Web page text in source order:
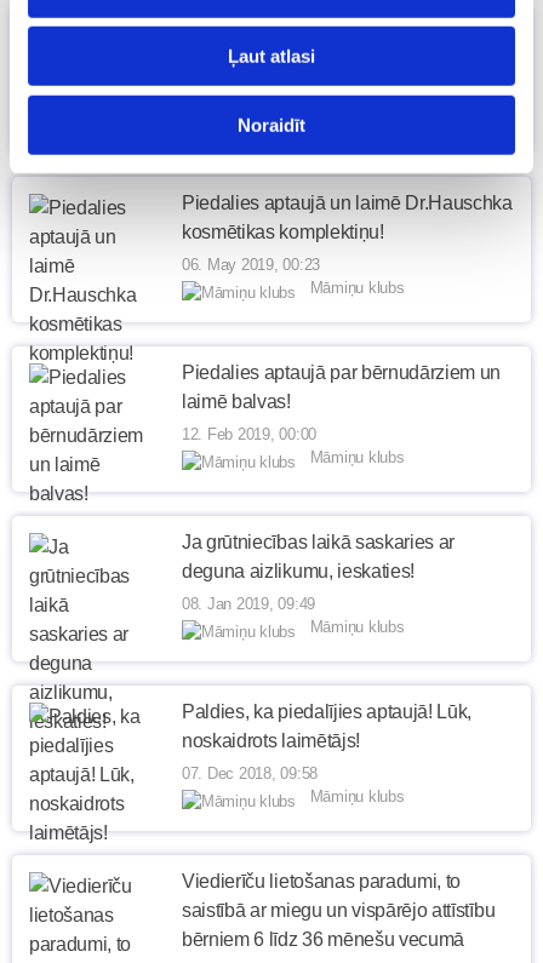
Ļaut atlasi
Noraidīt
APTAUJA vecākiem, kuru bērni lieto
piena maisījumu
16. May 2019, 10:15
Māmiņu klubs
Piedalies aptaujā un laimē Dr.Hauschka
kosmētikas komplektiņu!
06. May 2019, 00:23
Māmiņu klubs
Piedalies aptaujā par bērnudārziem un
laimē balvas!
12. Feb 2019, 00:00
Māmiņu klubs
Ja grūtniecības laikā saskaries ar
deguna aizlikumu, ieskaties!
08. Jan 2019, 09:49
Māmiņu klubs
Paldies, ka piedalījies aptaujā! Lūk,
noskaidrots laimētājs!
07. Dec 2018, 09:58
Māmiņu klubs
Viedierīču lietošanas paradumi, to
saistībā ar miegu un vispārējo attīstību
bērniem 6 līdz 36 mēnešu vecumā